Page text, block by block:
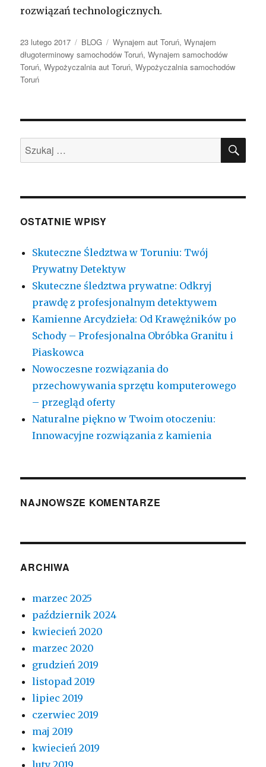
rozwiązań technologicznych.
Opublikowano
23 lutego 2017 Kategorie
BLOG Tagi
Wynajem aut Toruń,Wynajem
długoterminowy samochodów Toruń,Wynajem samochodów
Toruń,Wypożyczalnia aut Toruń,Wypożyczalnia samochodów
Toruń
Szukaj:
OSTATNIE WPISY
Skuteczne Śledztwa w Toruniu: Twój
Prywatny Detektyw
Skuteczne śledztwa prywatne: Odkryj
prawdę z profesjonalnym detektywem
Kamienne Arcydzieła: Od Krawężników po
Schody – Profesjonalna Obróbka Granitu i
Piaskowca
Nowoczesne rozwiązania do
przechowywania sprzętu komputerowego
– przegląd oferty
Naturalne piękno w Twoim otoczeniu:
Innowacyjne rozwiązania z kamienia
NAJNOWSZE KOMENTARZE
ARCHIWA
marzec 2025
październik 2024
kwiecień 2020
marzec 2020
grudzień 2019
listopad 2019
lipiec 2019
czerwiec 2019
maj 2019
kwiecień 2019